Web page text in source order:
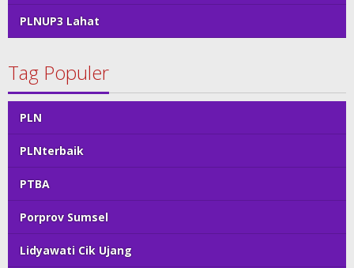
PLNUP3 Lahat
Tag Populer
PLN
PLNterbaik
PTBA
Porprov Sumsel
Lidyawati Cik Ujang